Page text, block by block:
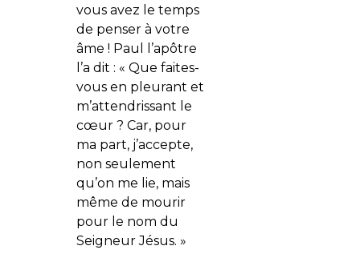
vous avez le temps
de penser à votre
âme ! Paul l’apôtre
l’a dit : « Que faites-
vous en pleurant et
m’attendrissant le
cœur ? Car, pour
ma part, j’accepte,
non seulement
qu’on me lie, mais
même de mourir
pour le nom du
Seigneur Jésus. »